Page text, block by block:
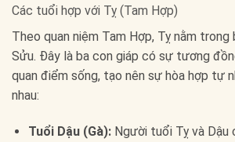
Các tuổi hợp với Tỵ (Tam Hợp)
Theo quan niệm Tam Hợp, Tỵ nằm trong
Sửu. Đây là ba con giáp có sự tương
quan điểm sống, tạo nên sự hòa hợp tự
nhau:
Tuổi Dậu (Gà):Người tuổi Tỵ và Dậu